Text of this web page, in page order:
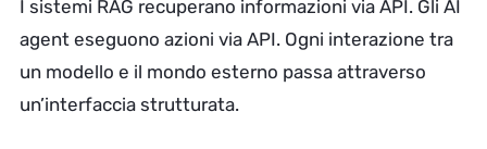
I sistemi RAG recuperano informazioni via API. Gli AI
agent eseguono azioni via API. Ogni interazione tra
un modello e il mondo esterno passa attraverso
un’interfaccia strutturata.